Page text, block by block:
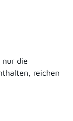
nur die
reichen